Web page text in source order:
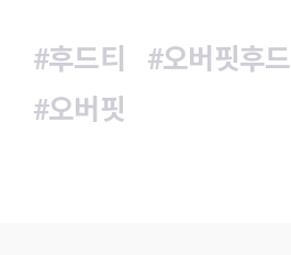
#후드티 #오버핏후드
#오버핏